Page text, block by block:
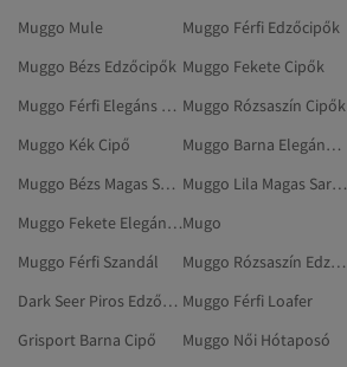
Muggo Mule
Muggo Férfi Edzőcipők
Muggo Bézs Edzőcipők Muggo Fekete Cipők
Muggo Férfi Elegáns Cipők Muggo Rózsaszín Cipők
Muggo Kék Cipő
Muggo Barna Elegáns Cipők
Muggo Bézs Magas Sarkú Cipő
Muggo Lila Magas Sarkú Cipő
Muggo Fekete Elegáns CipőkMugo
Muggo Férfi Szandál
Muggo Rózsaszín Edzőcipő
Dark Seer Piros Edzőcipő Muggo Férfi Loafer
Grisport Barna Cipő
Muggo Női Hótaposó